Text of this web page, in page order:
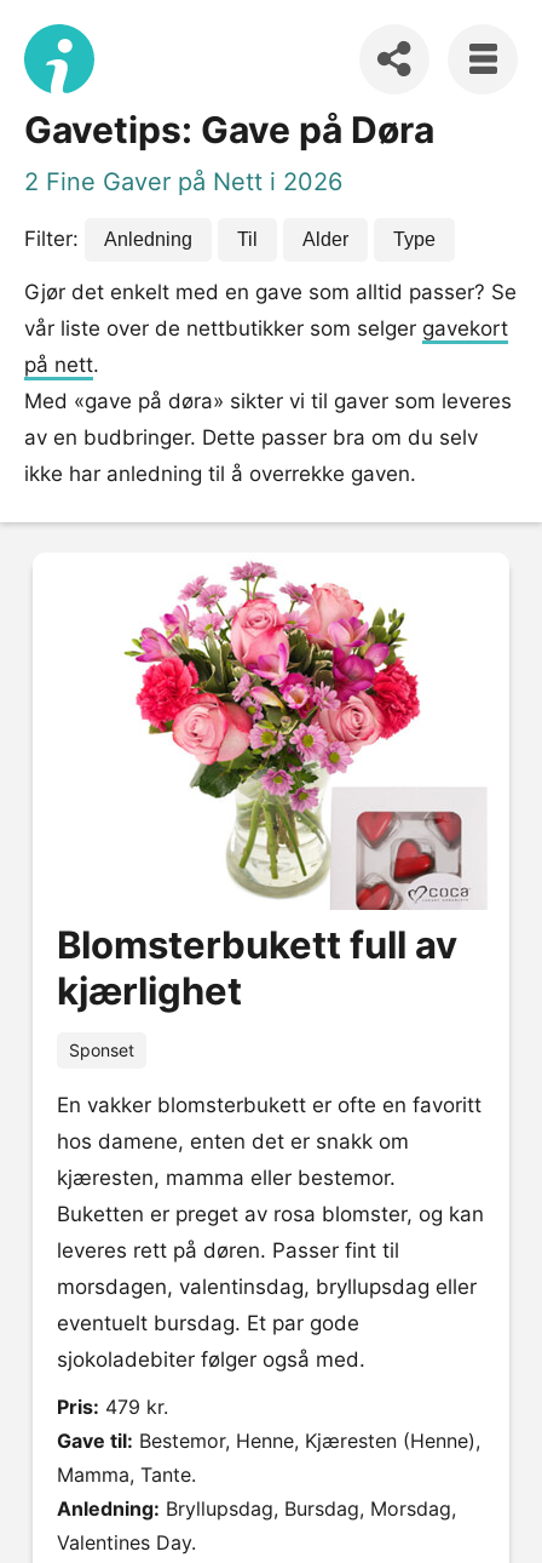
Gavetips: Gave på Døra
2 Fine Gaver på Nett i 2026
Filter: Anledning Til Alder Type
Gjør det enkelt med en gave som alltid passer? Se
vår liste over de nettbutikker som selger gavekort
på nett.
Med «gave på døra» sikter vi til gaver som leveres
av en budbringer. Dette passer bra om du selv
ikke har anledning til å overrekke gaven.
Blomsterbukett full av
kjærlighet
Sponset
En vakker blomsterbukett er ofte en favoritt
hos damene, enten det er snakk om
kjæresten, mamma eller bestemor.
Buketten er preget av rosa blomster, og kan
leveres rett på døren. Passer fint til
morsdagen, valentinsdag, bryllupsdag eller
eventuelt bursdag. Et par gode
sjokoladebiter følger også med.
Pris: 479 kr.
Gave til: Bestemor, Henne, Kjæresten (Henne),
Mamma, Tante.
Anledning: Bryllupsdag, Bursdag, Morsdag,
Valentines Day.